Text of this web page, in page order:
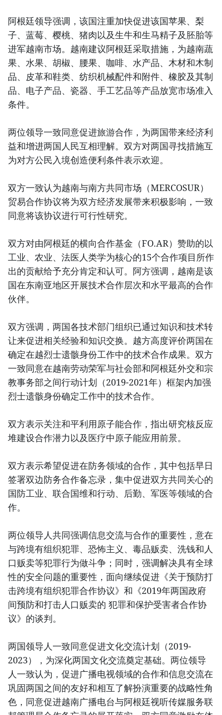
阿根廷领导强调，该国注重加快促进该国苹果、梨
子、蓝莓、樱桃、猪肉以及生牛和生马精子及胚胎等
进军越南市场。越南建议阿根廷采取措施，为越南蔬
果、水果、胡椒、腰果、咖啡、水产品、木材和木制
品、皮革和鞋类、纺织机械配件和附件、橡胶及其制
品、电子产品、瓷器、手工艺品等产品放宽市场准入
条件。
两位领导一致同意促进旅游合作，为两国带来经济利
益和增进两国人民互相理解。双方对两国寻找措施互
为对方公民入境创造便利条件表示欢迎。
双方一致认为越南与南方共同市场（MERCOSUR）
贸易合作协议将为双方经济发展带来积极影响，一致
同意将该协议进行可行性研究。
双方对由阿根廷的横向合作基金（FO.AR）赞助的以
工业、农业、法医人类学为核心的15个合作项目所作
出的贡献给予充分肯定和认可。阿方强调，越南是该
国在东南亚地区开展技术合作层次和水平最高的合作
伙伴。
双方强调，两国各技术部门组织已通过知识和技术转
让来促进相关经验和知识交换。越方高度评价两国在
确定在越烈士遗骸身份工作中的技术合作成果。双方
一致同意在越南劳动荣军与社会部和阿根廷外交和宗
教事务部之间行动计划（2019-2021年）框架内加强
烈士遗骸身份确定工作中的技术合作。
双方表示关注和平利用原子能合作，指出研究核反应
堆建设合作潜力以及医疗中原子能应用前景。
双方表示希望促进在防务领域的合作，其中包括早日
签署双边防务合作备忘录，集中促进双方共同关心的
国防工业、联合国维和行动、后勤、军医等领域的合
作。
两位领导人共同强调信息交流与合作的重要性，意在
与跨境有组织犯罪、恐怖主义、毒品贩卖、洗钱和人
口贩卖等犯罪行为做斗争；同时，强调解决具有全球
性的安全问题的重要性，面向继续促进《关于预防打
击跨境有组织犯罪合作协议》和《2019年两国政府
间预防和打击人口贩卖的 犯罪和保护受害者合作协
议》的谈判。
两国领导人一致同意促进文化交流计划（2019-
2023），为深化两国文化交流奠定基础。两位领导
人一致认为，促进广播电视领域的合作和信息交流在
巩固两国之间的友好和相互了解扮演重要的战略性角
色，同意促进越南广播电台与阿根廷视听传媒服务联